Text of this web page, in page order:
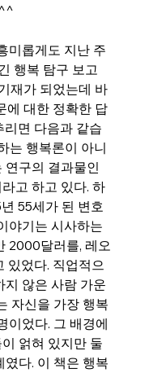
미롭게도 지난 주
행복 탐구 보고
재가 되었는데 바
에 대한 정확한 답
리면 다음과 같습
는 행복론이 아니
연구의 결과물인
고 하고 있다. 하
55세가 된 변호
야기는 시사하는
2000달러를, 레오
있었다. 직업적으
지 않은 사람 가운
자신을 가장 행복
이었다. 그 배경에
얽혀 있지만 둘
다. 이 책은 행복